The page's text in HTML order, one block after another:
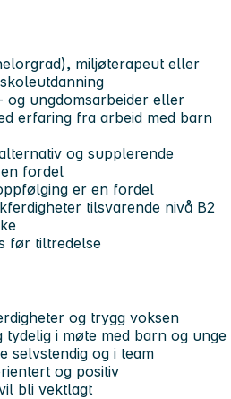
miljøterapeut eller
og ungdomsarbeider eller
erfaring fra arbeid med barn
og supplerende
fordel
er en fordel
tilsvarende nivå B2
før tiltredelse
og trygg voksen
i møte med barn og unge
selvstendig og i team
og positiv
bli vektlagt